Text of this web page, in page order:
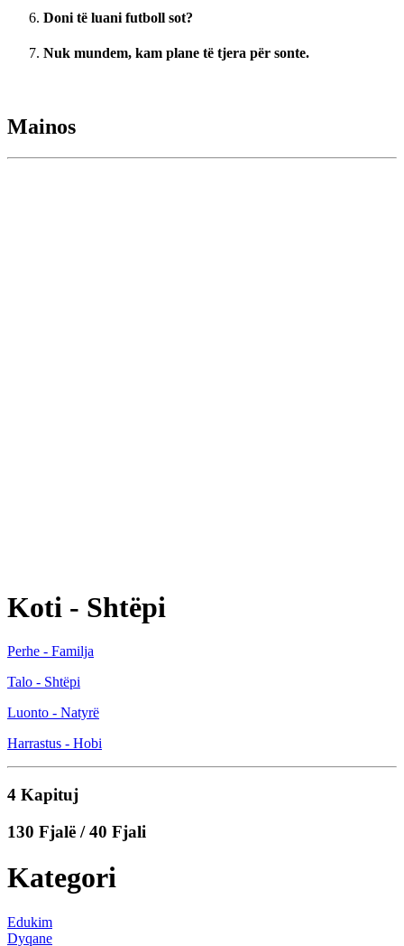
Doni të luani futboll sot?
Nuk mundem, kam plane të tjera për sonte.
Mainos
Koti - Shtëpi
Perhe - Familja
Talo - Shtëpi
Luonto - Natyrë
Harrastus - Hobi
4 Kapituj
130 Fjalë / 40 Fjali
Kategori
Edukim
Dyqane